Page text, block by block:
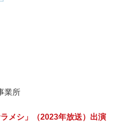
業所
メシ」（2023年放送）出演